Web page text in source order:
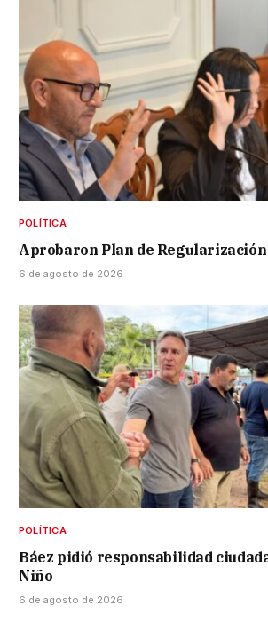
POLÍTICA
Aprobaron Plan de Regularización
6 de agosto de 2026
POLÍTICA
Báez pidió responsabilidad
Niño
6 de agosto de 2026